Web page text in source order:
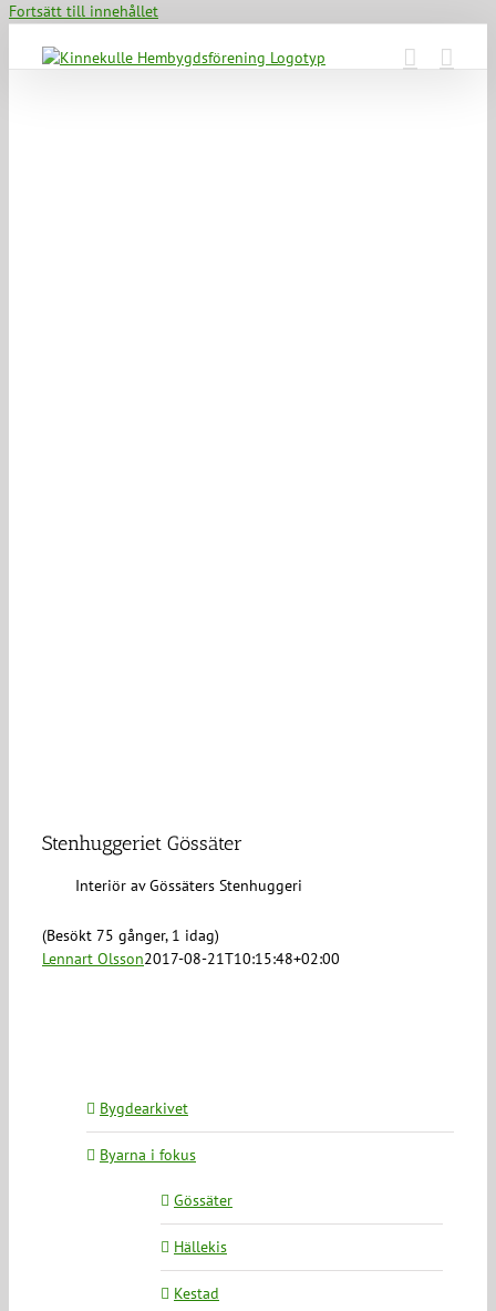
Fortsätt till innehållet
Stenhuggeriet Gössäter
Interiör av Gössäters Stenhuggeri
(Besökt 75 gånger, 1 idag)
Lennart Olsson2017-08-21T10:15:48+02:00
Bygdearkivet
Byarna i fokus
Gössäter
Hällekis
Kestad